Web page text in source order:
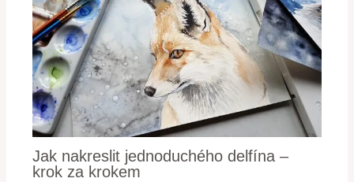
Jak nakreslit jednoduchého delfína –
krok za krokem